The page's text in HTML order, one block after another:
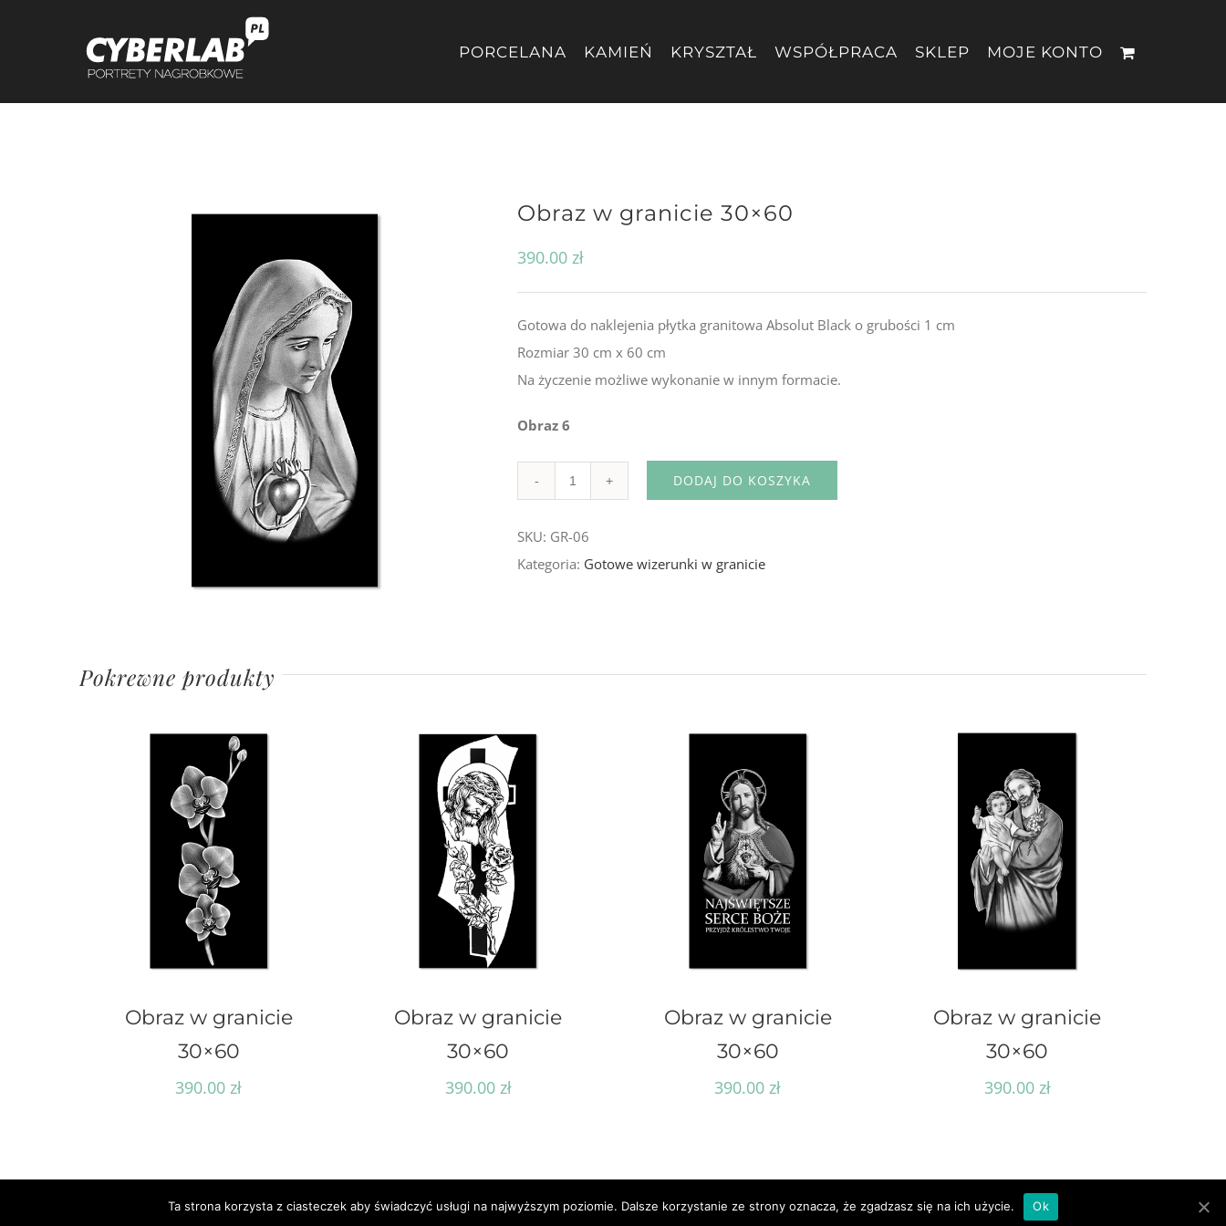
PORCELANA KAMIEŃ KRYSZTAŁ WSPÓŁPRACA SKLEP MOJE KONTO
Obraz w granicie 30×60
390.00 zł
Gotowa do naklejenia płytka granitowa Absolut Black o grubości 1 cm
Rozmiar 30 cm x 60 cm
Na życzenie możliwe wykonanie w innym formacie.
Obraz 6
DODAJ DO KOSZYKA
SKU: GR-06
Kategoria: Gotowe wizerunki w granicie
Pokrewne produkty
Obraz w granicie
30×60
390.00 zł
Obraz w granicie
30×60
390.00 zł
Obraz w granicie
30×60
390.00 zł
Obraz w granicie
30×60
390.00 zł
Ta strona korzysta z ciasteczek aby świadczyć usługi na najwyższym poziomie. Dalsze korzystanie ze strony oznacza, że zgadzasz się na ich użycie. Ok